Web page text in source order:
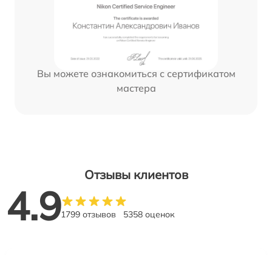
Вы можете ознакомиться с сертификатом
мастера
Отзывы клиентов
4.91799 отзывов 5358 оценок